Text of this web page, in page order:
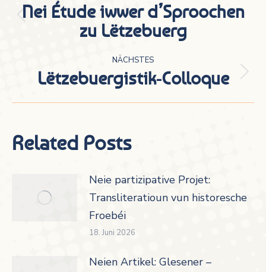
Vorheriger
Beitrag:
Nei Étude iwwer d’Sproochen
zu Lëtzebuerg
NÄCHSTES
Nächster
Lëtzebuergistik-Colloque
Related Posts
Neie partizipative Projet:
Transliteratioun vun historesche
Froebéi
18. Juni 2026
Neien Artikel: Glesener –